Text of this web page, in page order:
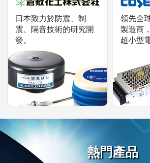
日本致力於防震、制
震、隔音技術的研究開
發。
領先全
製造商
超小型
熱門產品